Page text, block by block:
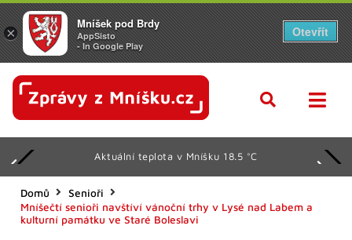
Aktuální teplota v Mníšku 18.5 °C
Domů
Senioři
Mníšečtí senioři navštíví vánoční trhy v Lysé nad Labem a
kulturní památku ve Staré Boleslavi
×
Mníšek pod Brdy
AppSisto
- In Google Play
Otevřít